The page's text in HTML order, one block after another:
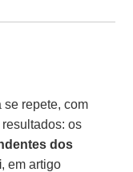
repete, com
os
dos
, em artigo